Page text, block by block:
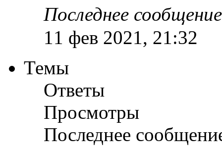
Последнее
11 фев 2021, 21:32
Темы
Ответы
Просмотры
Последнее